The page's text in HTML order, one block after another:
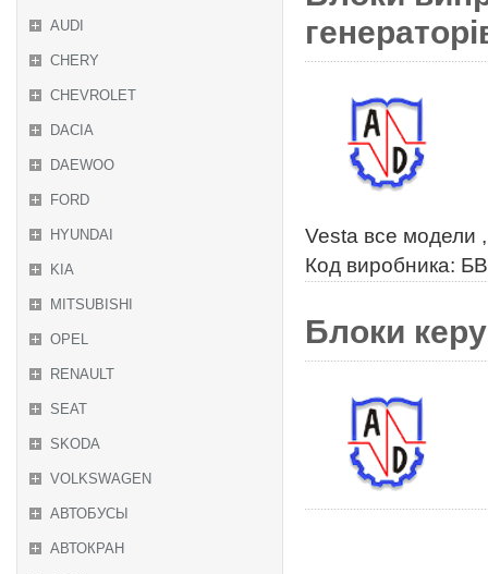
AUDI
CHERY
CHEVROLET
DACIA
DAEWOO
FORD
HYUNDAI
KIA
MITSUBISHI
OPEL
RENAULT
SEAT
SKODA
VOLKSWAGEN
АВТОБУСЫ
АВТОКРАН
Vesta все модели
Код виробника:
Блоки